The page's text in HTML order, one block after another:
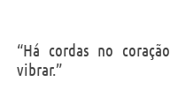
“Há cordas no
vibrar.”